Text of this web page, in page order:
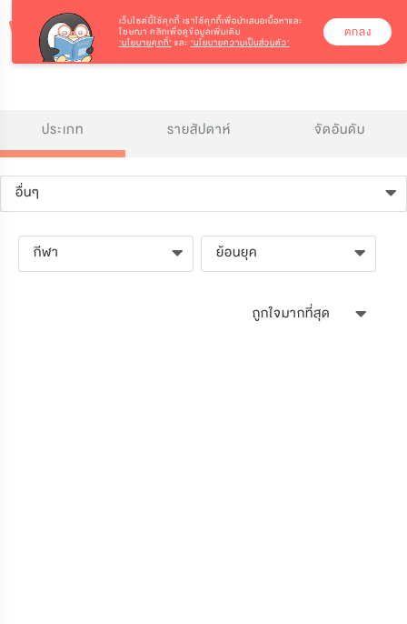
ประเภท รายสัปดาห์ จัดอันดับ
อื่นๆ
กีฬา ย้อนยุค
ถูกใจมากที่สุด
เว็บไซต์นี้ใช้คุกกี้ เราใช้คุกกี้เพื่อนำเสนอเนื้อหาและ
โฆษณา คลิกเพื่อดูข้อมูลเพิ่มเติม
‘นโยบายคุกกี้’ และ ‘นโยบายความเป็นส่วนตัว’
ตกลง